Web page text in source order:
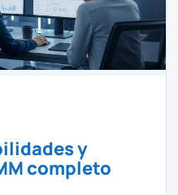
y
completo